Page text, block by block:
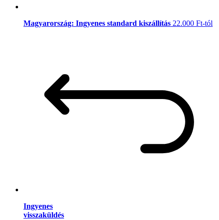
Magyarország: Ingyenes standard kiszállítás 22.000 Ft-tól
Ingyenes
visszaküldés